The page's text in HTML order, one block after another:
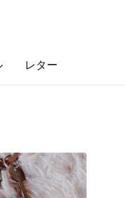
レター